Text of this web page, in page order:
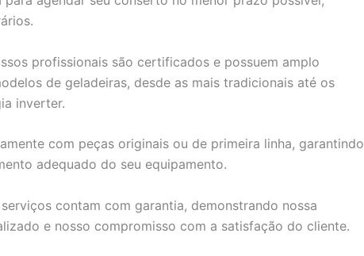
profissionais são certificados e possuem amplo
de geladeiras, desde as mais tradicionais até os
inverter.
com peças originais ou de primeira linha, garantindo
adequado do seu equipamento.
contam com garantia, demonstrando nossa
e nosso compromisso com a satisfação do cliente.